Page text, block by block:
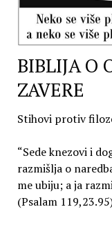
BIBLIJA O
ZAVERE
Stihovi protiv
“Sede knezovi i
razmišlja o
me ubiju; a ja
(Psalam